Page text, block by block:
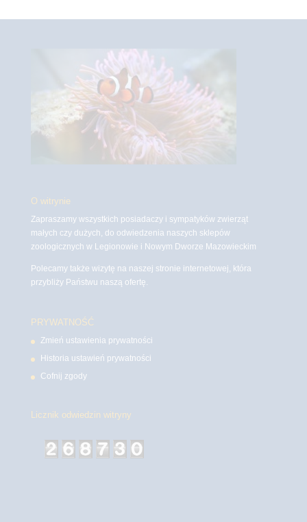
O witrynie
Zapraszamy wszystkich posiadaczy i sympatyków zwierząt
małych czy dużych, do odwiedzenia naszych sklepów
zoologicznych w Legionowie i Nowym Dworze Mazowieckim
Polecamy także wizytę na naszej stronie internetowej, która
przybliży Państwu naszą ofertę.
PRYWATNOŚĆ
Zmień ustawienia prywatności
Historia ustawień prywatności
Cofnij zgody
Licznik odwiedzin witryny